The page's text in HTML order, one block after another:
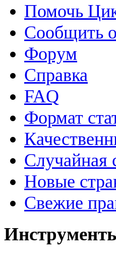
Помочь
Сообщить
Форум
Справка
FAQ
Формат
Случайная
Новые
Свежие